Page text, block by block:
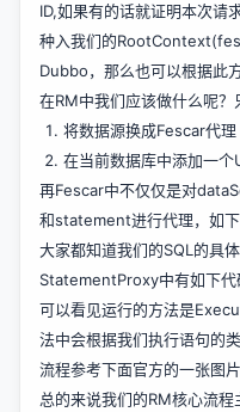
ID,如果有的话就证明本次请
种入我们的
Dubbo，那么也可以根据此
在RM中我们应该做什么呢？
将数据源换成Fescar代理
在当前数据库中添加一个
再Fescar中不仅仅是对
和statement进行代理，如
大家都知道我们的SQL的具
StatementProxy中有如下代
可以看见运行的方法是
法中会根据我们执行语句的
流程参考下面官方的一张图
总的来说我们的RM核心流